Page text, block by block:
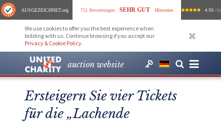
AUSGEZEICHNET.org 751 Bewertungen SEHR GUT Hinweise 4.93 /
We use cookies to offer you the best experience when
bidding with us. Continue browsing if you accept our
Privacy & Cookie Policy.
auction website
Ersteigern Sie vier Tickets
für die „Lachende